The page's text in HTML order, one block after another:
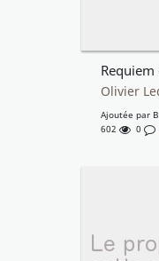
Olivier
Ajoutée par
602
0